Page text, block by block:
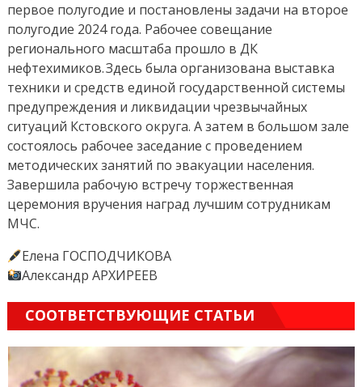
первое полугодие и постановлены задачи на второе
полугодие 2024 года. Рабочее совещание
регионального масштаба прошло в ДК
нефтехимиков. Здесь была организована выставка
техники и средств единой государственной системы
предупреждения и ликвидации чрезвычайных
ситуаций Кстовского округа. А затем в большом зале
состоялось рабочее заседание с проведением
методических занятий по эвакуации населения.
Завершила рабочую встречу торжественная
церемония вручения наград лучшим сотрудникам
МЧС.
Елена ГОСПОДЧИКОВА
Александр АРХИРЕЕВ
СООТВЕТСТВУЮЩИЕ СТАТЬИ